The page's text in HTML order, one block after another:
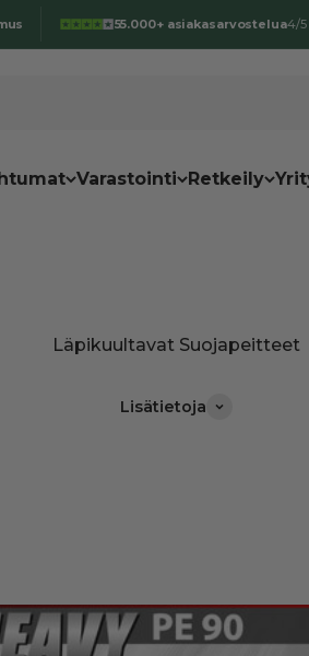
55.000+ asiakasarvostelua4/5
Varastointi Retkeily
Lisätietoja